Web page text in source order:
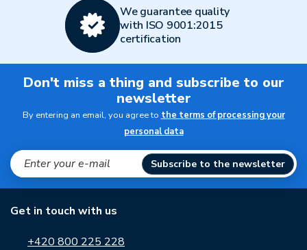
We guarantee quality
with ISO 9001:2015
certification
Don't miss a thing and subscribe to our
newsletter
By entering an email, you agree to the terms of processing your
personal data
Subscribe to the newsletter
Get in touch with us
+420 800 225 228